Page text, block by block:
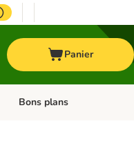
Panier
Dérouler les catégories: Top
Bons plans